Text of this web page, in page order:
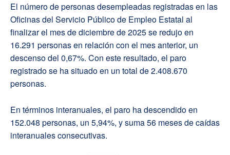
El número de personas desempleadas registradas en las
Oficinas del Servicio Público de Empleo Estatal al
finalizar el mes de diciembre de 2025 se redujo en
16.291 personas en relación con el mes anterior, un
descenso del 0,67%. Con este resultado, el paro
registrado se ha situado en un total de 2.408.670
personas.
En términos interanuales, el paro ha descendido en
152.048 personas, un 5,94%, y suma 56 meses de caídas
interanuales consecutivas.